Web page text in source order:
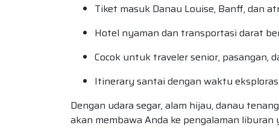
Tiket masuk Danau Louise, Banff, dan
Hotel nyaman dan transportasi darat
Cocok untuk traveler senior, pasangan,
Itinerary santai dengan waktu
Dengan udara segar, alam hijau, danau
akan membawa Anda ke pengalaman